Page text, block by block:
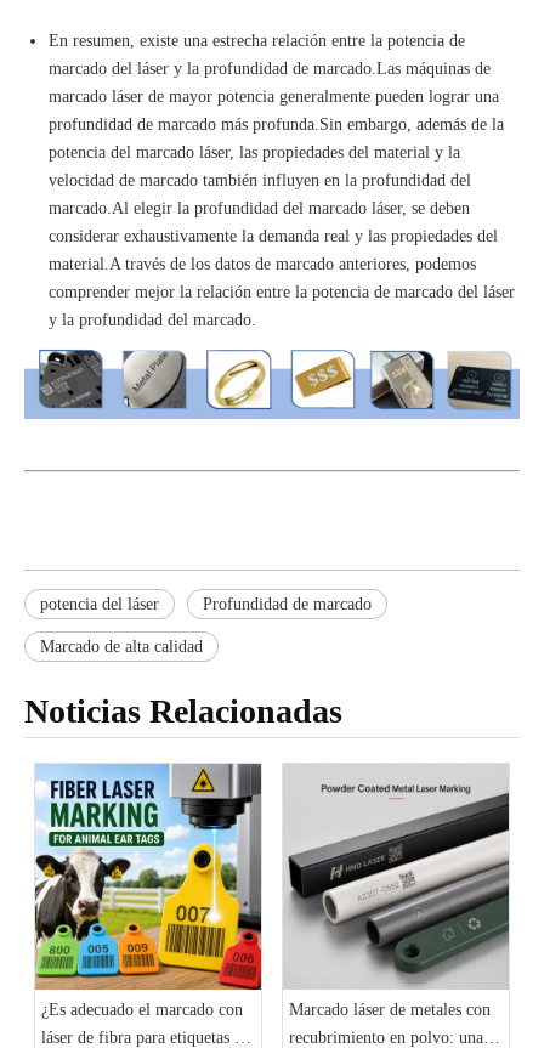
En resumen, existe una estrecha relación entre la potencia de
marcado del láser y la profundidad de marcado.Las máquinas de
marcado láser de mayor potencia generalmente pueden lograr una
profundidad de marcado más profunda.Sin embargo, además de la
potencia del marcado láser, las propiedades del material y la
velocidad de marcado también influyen en la profundidad del
marcado.Al elegir la profundidad del marcado láser, se deben
considerar exhaustivamente la demanda real y las propiedades del
material.A través de los datos de marcado anteriores, podemos
comprender mejor la relación entre la potencia de marcado del láser
y la profundidad del marcado.
potencia del láser Profundidad de marcado
Marcado de alta calidad
Noticias Relacionadas
¿Es adecuado el marcado con
láser de fibra para etiquetas en
Marcado láser de metales con
recubrimiento en polvo: una